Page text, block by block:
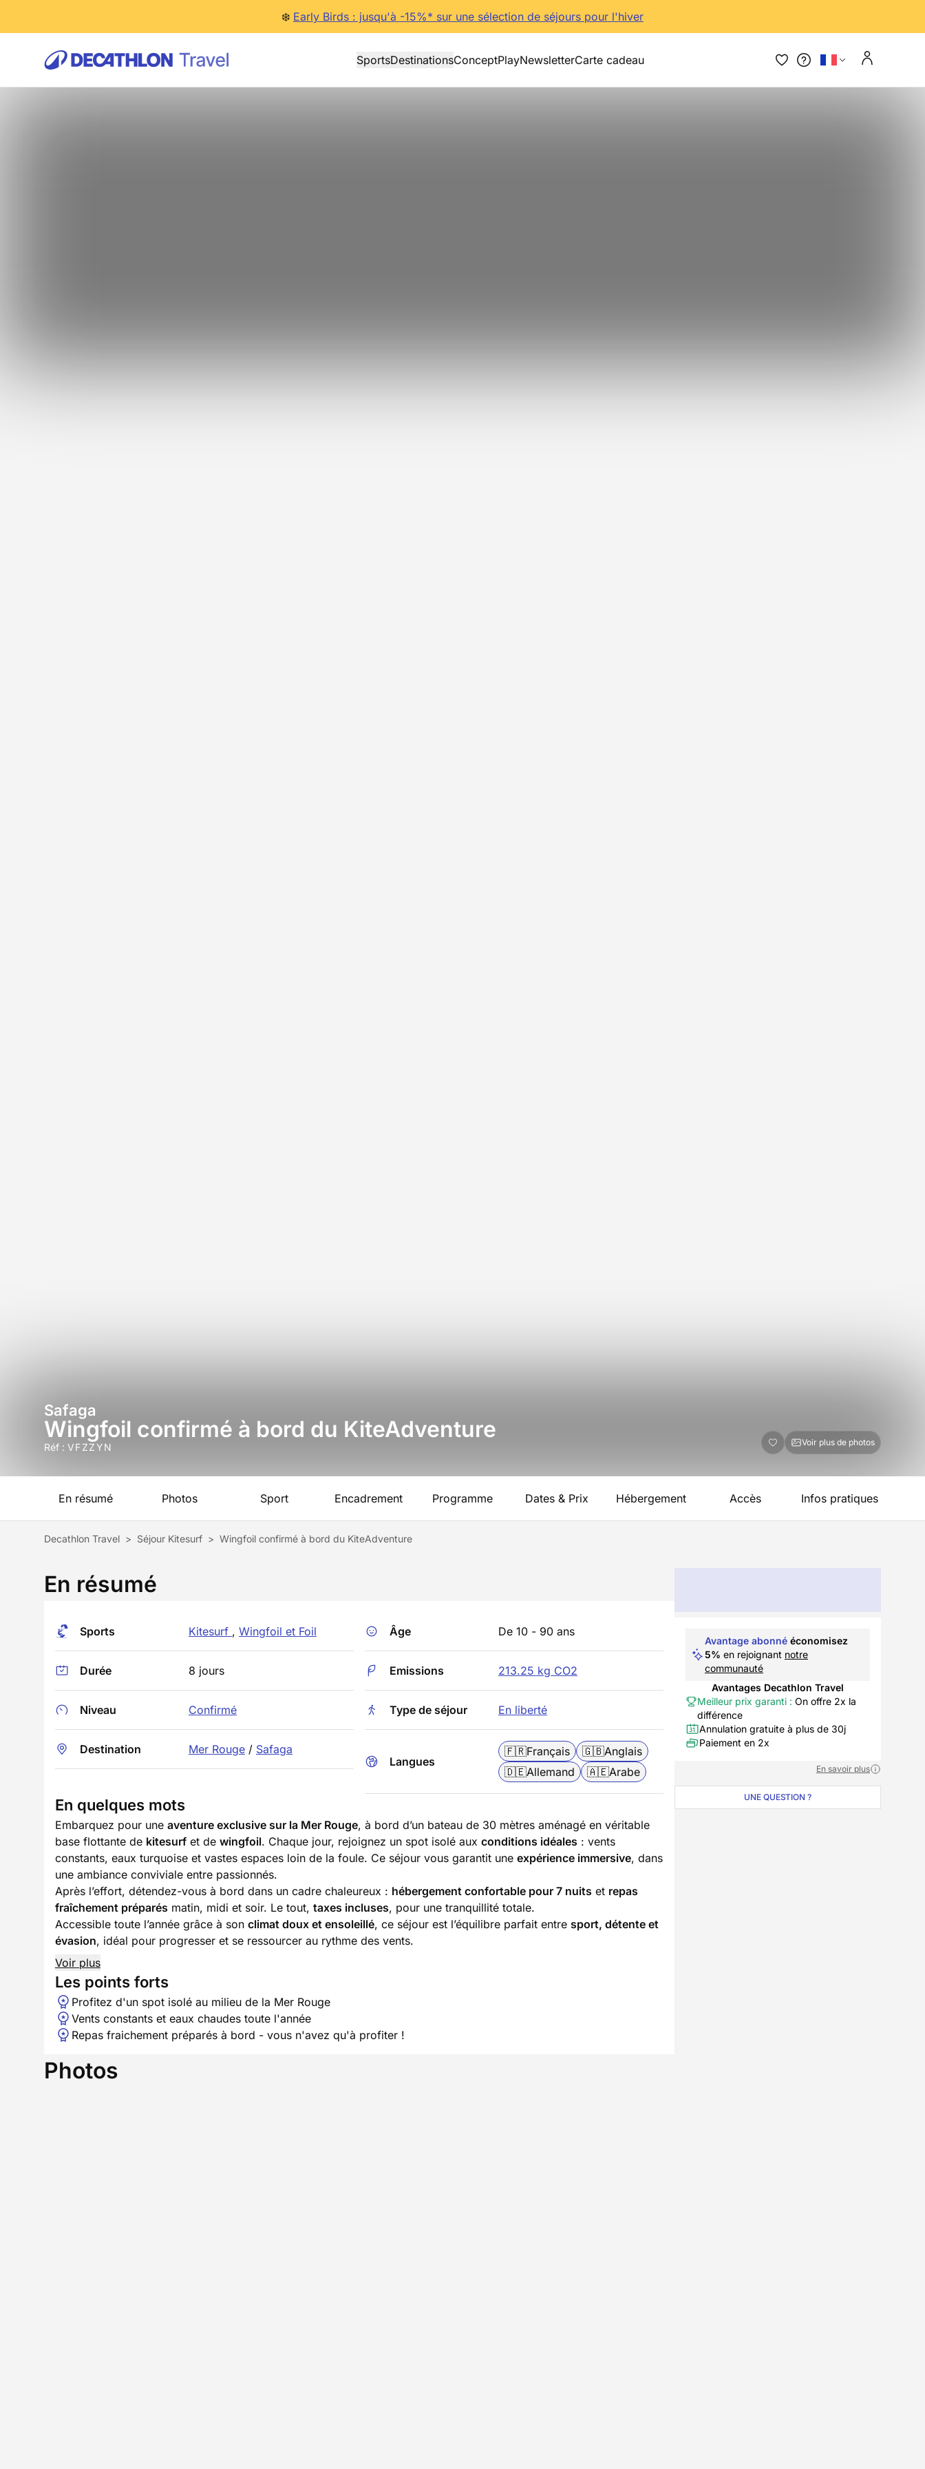
❄️ Early Birds : jusqu'à -15%* sur une sélection de séjours pour l'hiver
SportsDestinationsConceptPlayNewsletterCarte cadeau
Safaga
Wingfoil confirmé à bord du KiteAdventure
Réf : VFZZYN Voir plus de photos
En résumé Photos Sport Encadrement Programme Dates & Prix Hébergement Accès Infos pratiques
Decathlon Travel > Séjour Kitesurf > Wingfoil confirmé à bord du KiteAdventure
En résumé
Sports Kitesurf , Wingfoil et Foil
Durée 8 jours
Niveau Confirmé
Destination Mer Rouge / Safaga
Âge De 10 - 90 ans
Emissions 213.25 kg CO2
Type de séjour En liberté
Langues
🇫🇷Français 🇬🇧Anglais
🇩🇪Allemand 🇦🇪Arabe
En quelques mots
Embarquez pour une aventure exclusive sur la Mer Rouge, à bord d’un bateau de 30 mètres aménagé en véritable
base flottante de kitesurf et de wingfoil. Chaque jour, rejoignez un spot isolé aux conditions idéales : vents
constants, eaux turquoise et vastes espaces loin de la foule. Ce séjour vous garantit une expérience immersive, dans
une ambiance conviviale entre passionnés.
Après l’effort, détendez-vous à bord dans un cadre chaleureux : hébergement confortable pour 7 nuits et repas
fraîchement préparés matin, midi et soir. Le tout, taxes incluses, pour une tranquillité totale.
Accessible toute l’année grâce à son climat doux et ensoleillé, ce séjour est l’équilibre parfait entre sport, détente et
évasion, idéal pour progresser et se ressourcer au rythme des vents.
Voir plus
Les points forts
Profitez d'un spot isolé au milieu de la Mer Rouge
Vents constants et eaux chaudes toute l'année
Repas fraichement préparés à bord - vous n'avez qu'à profiter !
Photos
Avantage abonné économisez
5% en rejoignant notre
communauté
Avantages Decathlon Travel
Meilleur prix garanti : On offre 2x la
différence
Annulation gratuite à plus de 30j
Paiement en 2x
En savoir plus
UNE QUESTION ?